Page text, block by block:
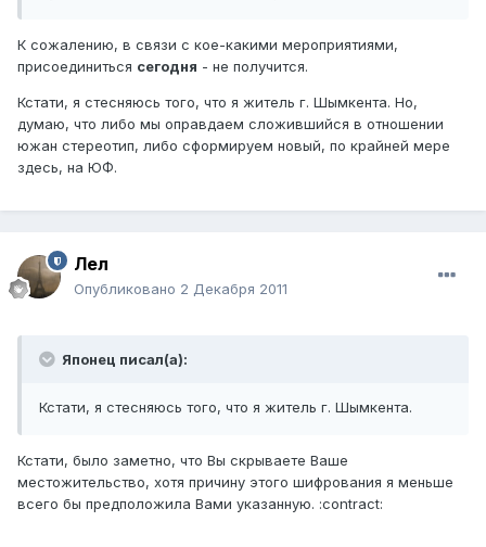
К сожалению, в связи с кое-какими мероприятиями,
присоединиться сегодня - не получится.
Кстати, я стесняюсь того, что я житель г. Шымкента. Но,
думаю, что либо мы оправдаем сложившийся в отношении
южан стереотип, либо сформируем новый, по крайней мере
здесь, на ЮФ.
Лел
Опубликовано 2 Декабря 2011
Японец писал(а):
Кстати, я стесняюсь того, что я житель г. Шымкента.
Кстати, было заметно, что Вы скрываете Ваше
местожительство, хотя причину этого шифрования я меньше
всего бы предположила Вами указанную. :contract: